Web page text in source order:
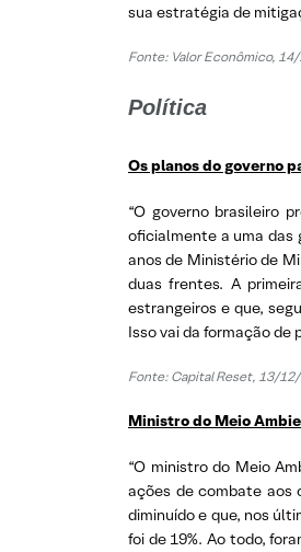
sua estratégia de
Fonte: Valor Econômico,
Política
Os planos do governo
“O governo brasileiro
oficialmente a uma das
anos de Ministério de
duas frentes. A
estrangeiros e que,
Isso vai da formação de
Fonte: Capital Reset, 13/
Ministro do Meio
“O ministro do Meio
ações de combate aos
diminuído e que, nos
foi de 19%. Ao todo,